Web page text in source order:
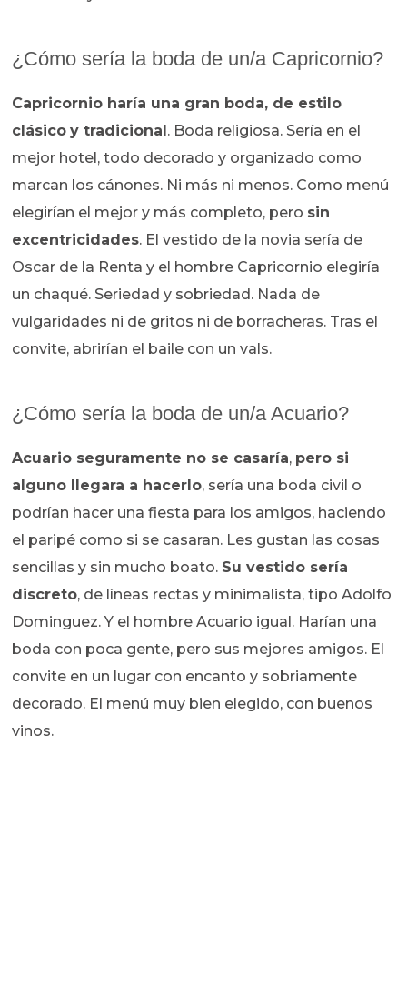
¿Cómo sería la boda de un/a Capricornio?
Capricornio haría una gran boda, de estilo
clásico y tradicional. Boda religiosa. Sería en el
mejor hotel, todo decorado y organizado como
marcan los cánones. Ni más ni menos. Como menú
elegirían el mejor y más completo, pero sin
excentricidades. El vestido de la novia sería de
Oscar de la Renta y el hombre Capricornio elegiría
un chaqué. Seriedad y sobriedad. Nada de
vulgaridades ni de gritos ni de borracheras. Tras el
convite, abrirían el baile con un vals.
¿Cómo sería la boda de un/a Acuario?
Acuario seguramente no se casaría, pero si
alguno llegara a hacerlo, sería una boda civil o
podrían hacer una fiesta para los amigos, haciendo
el paripé como si se casaran. Les gustan las cosas
sencillas y sin mucho boato. Su vestido sería
discreto, de líneas rectas y minimalista, tipo Adolfo
Dominguez. Y el hombre Acuario igual. Harían una
boda con poca gente, pero sus mejores amigos. El
convite en un lugar con encanto y sobriamente
decorado. El menú muy bien elegido, con buenos
vinos.